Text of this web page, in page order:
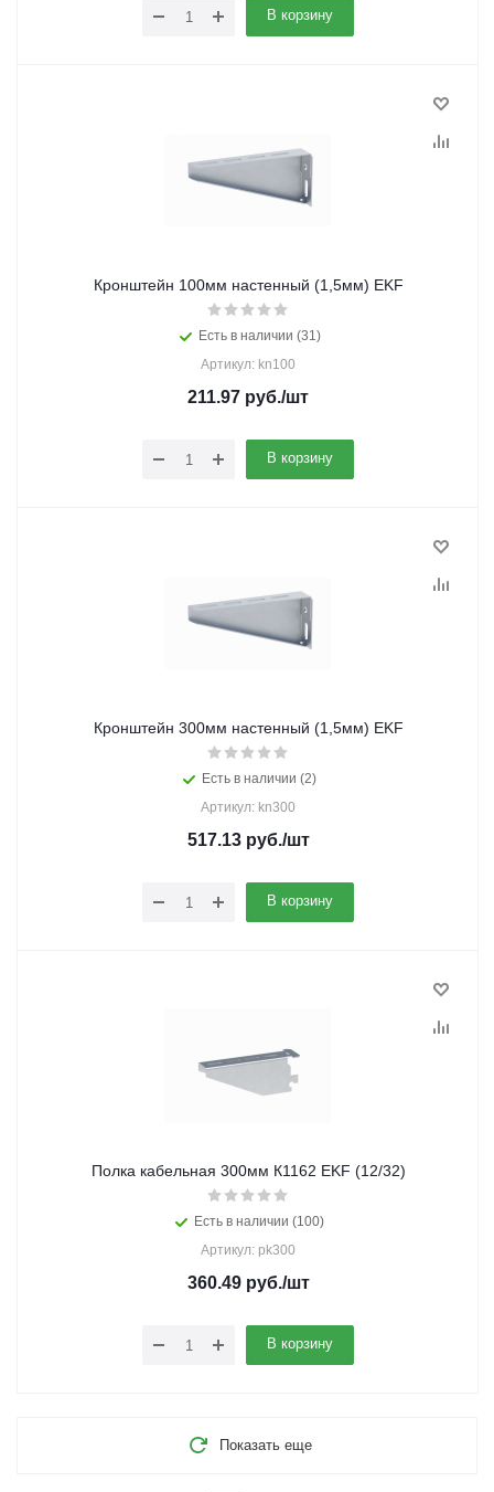
В корзину
Кронштейн 100мм настенный (1,5мм) EKF
Есть в наличии (31)
Артикул: kn100
211.97 руб./шт
В корзину
Кронштейн 300мм настенный (1,5мм) EKF
Есть в наличии (2)
Артикул: kn300
517.13руб./шт
В корзину
Полка кабельная 300мм К1162 EKF (12/32)
Есть в наличии (100)
Артикул: pk300
360.49руб./шт
В корзину
Показать еще